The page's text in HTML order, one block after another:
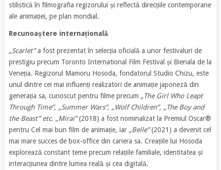
stilistică în filmografia regizorului și reflectă direcțiile contemporane
ale animației, pe plan mondial.
Recunoaștere internațională
„Scarlet”a fost prezentat în selecția oficială a unor festivaluri de
prestigiu precum Toronto International Film Festival și Bienala de la
Veneția. Regizorul Mamoru Hosoda, fondatorul Studio Chizu, este
unul dintre cei mai influenți realizatori de animație japoneză din
generația sa, cunoscut pentru filme precum „The Girl Who Leapt
Through Time”, „Summer Wars”, „Wolf Children”, „The Boy and
the Beast” etc. „Mirai”(2018) a fost nominalizat la Premiul Oscar®
pentru Cel mai bun film de animație, iar „Belle”(2021) a devenit cel
mai mare succes de box-office din cariera sa. Creațiile lui Hosoda
explorează constant teme precum relațiile familiale, identitatea și
interacțiunea dintre lumea reală și cea digitală.